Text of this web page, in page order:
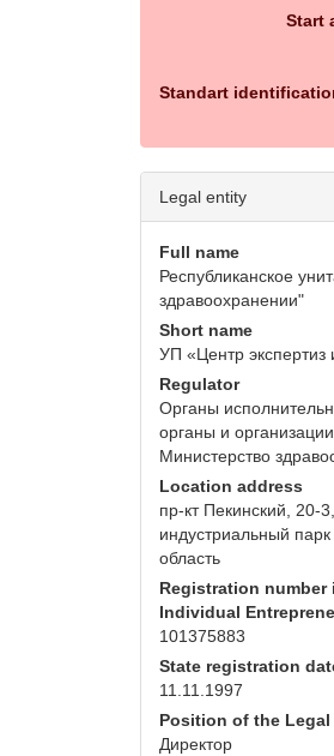
Start
Standart
Legal entity
Full name
Республиканское
здравоохранении"
Short name
УП «Центр
Regulator
Органы
органы и
Министерство
Location address
пр-кт Пекинский, 20-
индустриальный
область
Registration number
Individual
101375883
State registration
11.11.1997
Position of the Legal
Директор